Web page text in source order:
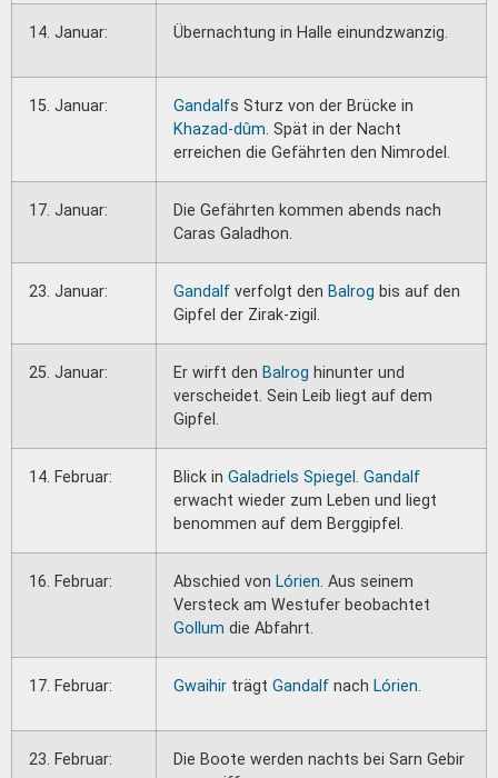
14. Januar: Übernachtung in Halle einundzwanzig.
15. Januar: Gandalfs Sturz von der Brücke in
Khazad-dûm. Spät in der Nacht
erreichen die Gefährten den Nimrodel.
17. Januar:
Die Gefährten kommen abends nach
Caras Galadhon.
23. Januar: Gandalf verfolgt den Balrog bis auf den
Gipfel der Zirak-zigil.
25. Januar: Er wirft den Balrog hinunter und
verscheidet. Sein Leib liegt auf dem
Gipfel.
14. Februar: Blick in Galadriels Spiegel . Gandalf
erwacht wieder zum Leben und liegt
benommen auf dem Berggipfel.
16. Februar: Abschied von Lórien. Aus seinem
Versteck am Westufer beobachtet
Gollum die Abfahrt.
17. Februar: Gwaihir trägt Gandalf nach Lórien.
23. Februar:
Die Boote werden nachts bei Sarn Gebir